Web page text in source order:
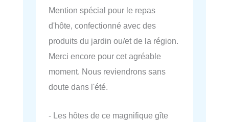
Mention spécial pour le repas
d'hôte, confectionné avec des
produits du jardin ou/et de la région.
Merci encore pour cet agréable
moment. Nous reviendrons sans
doute dans l'été.
- Les hôtes de ce magnifique gîte